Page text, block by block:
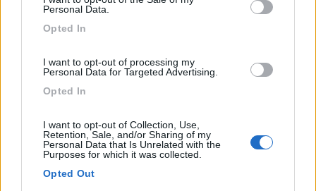
Personal Data.
Opted In
I want to opt-out of processing my
Personal Data for Targeted Advertising.
Opted In
I want to opt-out of Collection, Use,
Retention, Sale, and/or Sharing of my
Personal Data that Is Unrelated with the
Purposes for which it was collected.
Opted Out
Area di sosta (PS+CS)
5,1 15
Servizi / Posizione
In un grande parcheggio (adiacente a una grande arteria